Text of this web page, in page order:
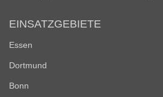
EINSATZGEBIETE
Essen
Dortmund
Bonn